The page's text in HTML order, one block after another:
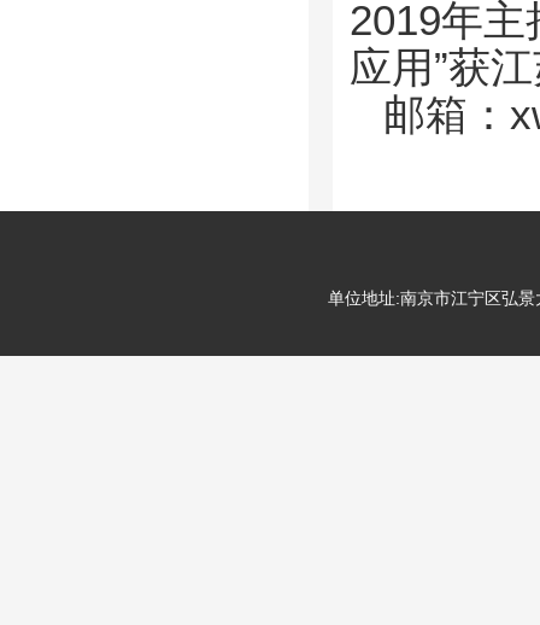
2019年主
应用”获
邮箱：
单位地址:南京市江宁区弘